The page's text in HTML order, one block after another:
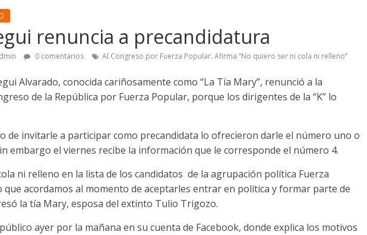
renuncia a precandidatura
0 comentarios Al Congreso por Fuerza Popular. Afirma “No quiero ser ni cola ni relleno”
Alvarado, conocida cariñosamente como “La Tía Mary”, renunció a la
de la República por Fuerza Popular, porque los dirigentes de la “K” lo
de invitarle a participar como precandidata lo ofrecieron darle el número uno o
embargo el viernes recibe la información que le corresponde el número 4.
ni relleno en la lista de los candidatos de la agrupación política Fuerza
que acordamos al momento de aceptarles entrar en política y formar parte de
la tía Mary, esposa del extinto Tulio Trigozo.
ayer por la mañana en su cuenta de Facebook, donde explica los motivos